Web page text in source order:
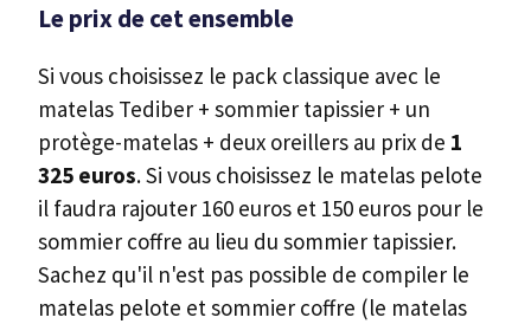
Le prix de cet ensemble
Si vous choisissez le pack classique avec le
matelas Tediber + sommier tapissier + un
protège-matelas + deux oreillers au prix de 1
325 euros. Si vous choisissez le matelas pelote
il faudra rajouter 160 euros et 150 euros pour le
sommier coffre au lieu du sommier tapissier.
Sachez qu'il n'est pas possible de compiler le
matelas pelote et sommier coffre (le matelas